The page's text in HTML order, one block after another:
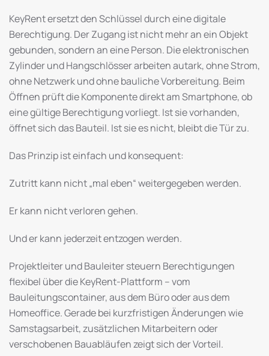
KeyRent ersetzt den Schlüssel durch eine digitale
Berechtigung. Der Zugang ist nicht mehr an ein Objekt
gebunden, sondern an eine Person. Die elektronischen
Zylinder und Hangschlösser arbeiten autark, ohne Strom,
ohne Netzwerk und ohne bauliche Vorbereitung. Beim
Öffnen prüft die Komponente direkt am Smartphone, ob
eine gültige Berechtigung vorliegt. Ist sie vorhanden,
öffnet sich das Bauteil. Ist sie es nicht, bleibt die Tür zu.
Das Prinzip ist einfach und konsequent:
Zutritt kann nicht „mal eben“ weitergegeben werden.
Er kann nicht verloren gehen.
Und er kann jederzeit entzogen werden.
Projektleiter und Bauleiter steuern Berechtigungen
flexibel über die KeyRent-Plattform – vom
Bauleitungscontainer, aus dem Büro oder aus dem
Homeoffice. Gerade bei kurzfristigen Änderungen wie
Samstagsarbeit, zusätzlichen Mitarbeitern oder
verschobenen Bauabläufen zeigt sich der Vorteil.